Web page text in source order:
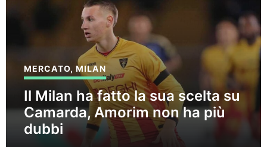
MERCATO,MILAN
Il Milan ha fatto la sua scelta su
Camarda, Amorim non ha più
dubbi